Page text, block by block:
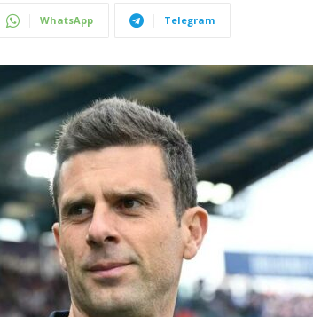
WhatsApp Telegram